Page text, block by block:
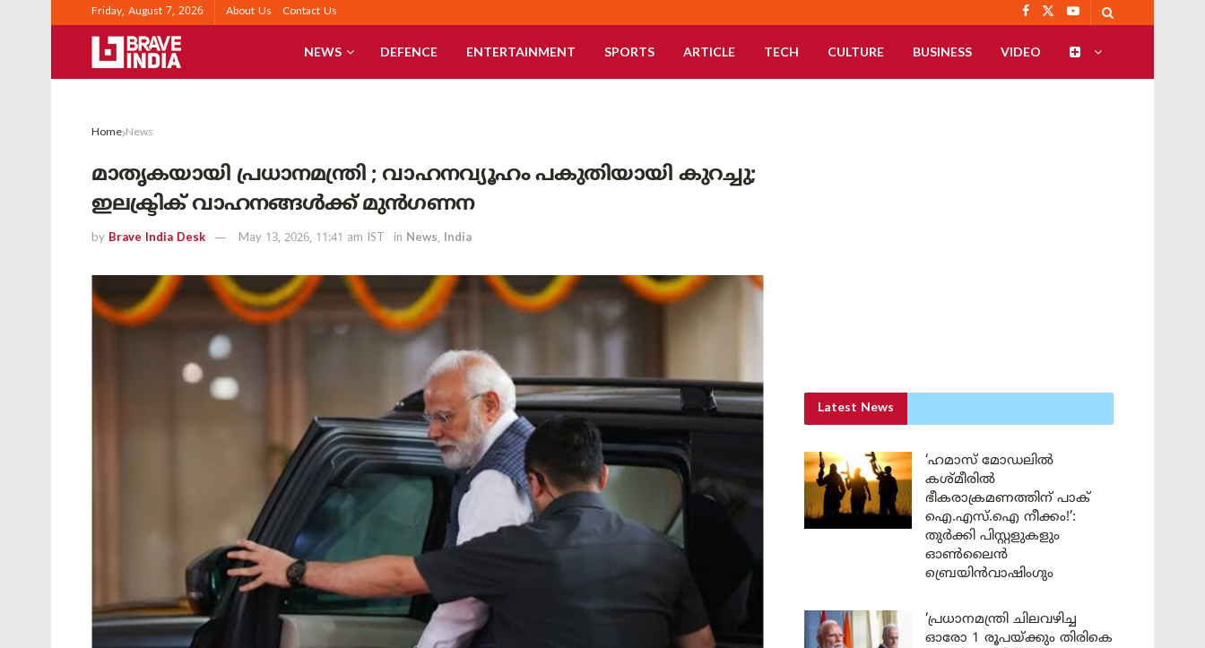
Friday, August 7, 2026 About Us Contact Us
NEWS DEFENCE ENTERTAINMENT SPORTS ARTICLE TECH CULTURE BUSINESS VIDEO
Home News
മാതൃകയായി പ്രധാനമന്ത്രി ; വാഹനവ്യൂഹം പകുതിയായി കുറച്ചു;
ഇലക്ട്രിക് വാഹനങ്ങൾക്ക് മുൻഗണന
by Brave India Desk May 13, 2026, 11:41 am IST in News, India
Latest News
‘ഹമാസ് മോഡലിൽ
കശ്മീരിൽ
ഭീകരാക്രമണത്തിന് പാക്
ഐ.എസ്.ഐ നീക്കം!’:
തുർക്കി പിസ്റ്റളുകളും
ഓൺലൈൻ
ബ്രെയിൻവാഷിംഗും
‘പ്രധാനമന്ത്രി ചിലവഴിച്ച
ഓരോ 1 രൂപയ്ക്കും തിരികെ